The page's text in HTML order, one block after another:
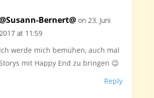
Bernert@ on 23. Juni
2017 at 11:59
Ich werde mich bemühen, auch mal
Storys mit Happy End zu bringen 😉
Reply